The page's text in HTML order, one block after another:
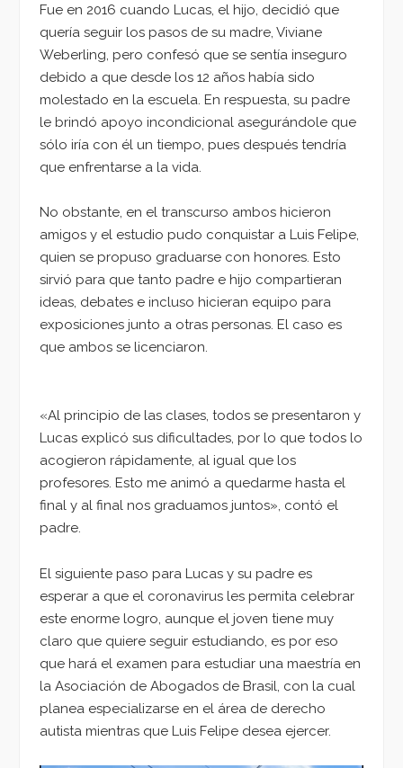
Fue en 2016 cuando Lucas, el hijo, decidió que
quería seguir los pasos de su madre, Viviane
Weberling, pero confesó que se sentía inseguro
debido a que desde los 12 años había sido
molestado en la escuela. En respuesta, su padre
le brindó apoyo incondicional asegurándole que
sólo iría con él un tiempo, pues después tendría
que enfrentarse a la vida.
No obstante, en el transcurso ambos hicieron
amigos y el estudio pudo conquistar a Luis Felipe,
quien se propuso graduarse con honores. Esto
sirvió para que tanto padre e hijo compartieran
ideas, debates e incluso hicieran equipo para
exposiciones junto a otras personas. El caso es
que ambos se licenciaron.
«Al principio de las clases, todos se presentaron y
Lucas explicó sus dificultades, por lo que todos lo
acogieron rápidamente, al igual que los
profesores. Esto me animó a quedarme hasta el
final y al final nos graduamos juntos», contó el
padre.
El siguiente paso para Lucas y su padre es
esperar a que el coronavirus les permita celebrar
este enorme logro, aunque el joven tiene muy
claro que quiere seguir estudiando, es por eso
que hará el examen para estudiar una maestría en
la Asociación de Abogados de Brasil, con la cual
planea especializarse en el área de derecho
autista mientras que Luis Felipe desea ejercer.